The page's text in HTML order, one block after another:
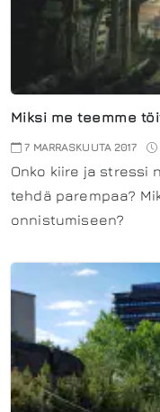
Miksi me teemme
7 MARRASKUUTA 2017
Onko kiire ja stressi
tehdä parempaa?
onnistumiseen?